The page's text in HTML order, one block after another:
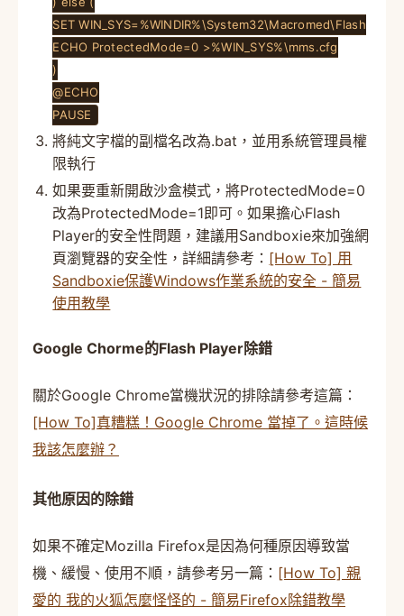
SET WIN_SYS=%WINDIR%\System32\Macromed\Flash
ECHO ProtectedMode=0 >%WIN_SYS%\mms.cfg
)
@ECHO
PAUSE
將純文字檔的副檔名改為.bat，並用系統管理員權
限執行
如果要重新開啟沙盒模式，將ProtectedMode=0
改為ProtectedMode=1即可。如果擔心Flash
Player的安全性問題，建議用Sandboxie來加強網
頁瀏覽器的安全性，詳細請參考： [How To] 用
Sandboxie保護Windows作業系統的安全 - 簡易
使用教學
Google Chorme的Flash Player除錯
關於Google Chrome當機狀況的排除請參考這篇：
[How To]真糟糕！Google Chrome 當掉了。這時候
我該怎麼辦？
其他原因的除錯
如果不確定Mozilla Firefox是因為何種原因導致當
機、緩慢、使用不順，請參考另一篇： [How To] 親
愛的 我的火狐怎麼怪怪的 - 簡易Firefox除錯教學